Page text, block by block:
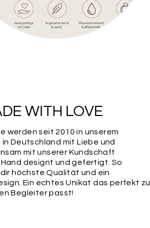
WITH LOVE
werden seit 2010 in unserem
Deutschland mit Liebe und
mit unserer Kundschaft
designt und gefertigt. So
höchste Qualität und ein
Ein echtes Unikat das perfekt zu
Begleiter passt!